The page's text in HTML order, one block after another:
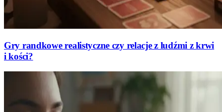
Gry randkowe realistyczne czy relacje z ludźmi z krwi
i kości?